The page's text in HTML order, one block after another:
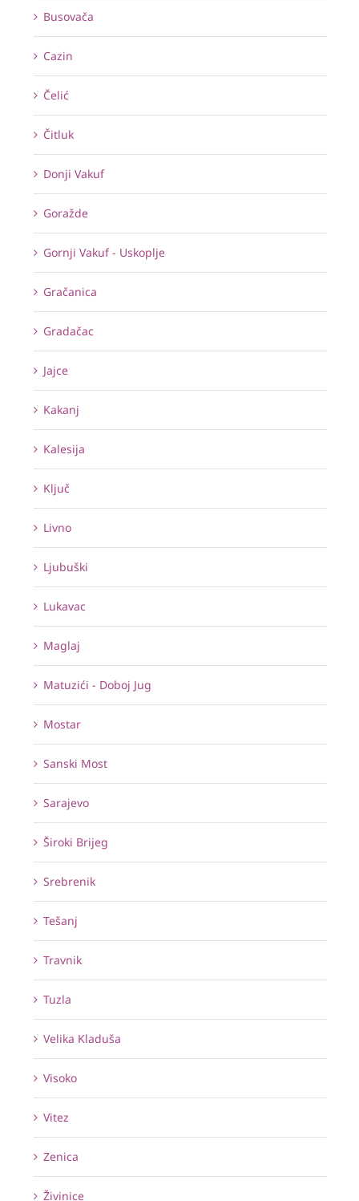
Busovača
Cazin
Čelić
Čitluk
Donji Vakuf
Goražde
Gornji Vakuf - Uskoplje
Gračanica
Gradačac
Jajce
Kakanj
Kalesija
Ključ
Livno
Ljubuški
Lukavac
Maglaj
Matuzići - Doboj Jug
Mostar
Sanski Most
Sarajevo
Široki Brijeg
Srebrenik
Tešanj
Travnik
Tuzla
Velika Kladuša
Visoko
Vitez
Zenica
Živinice